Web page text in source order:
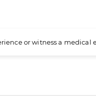
or witness a